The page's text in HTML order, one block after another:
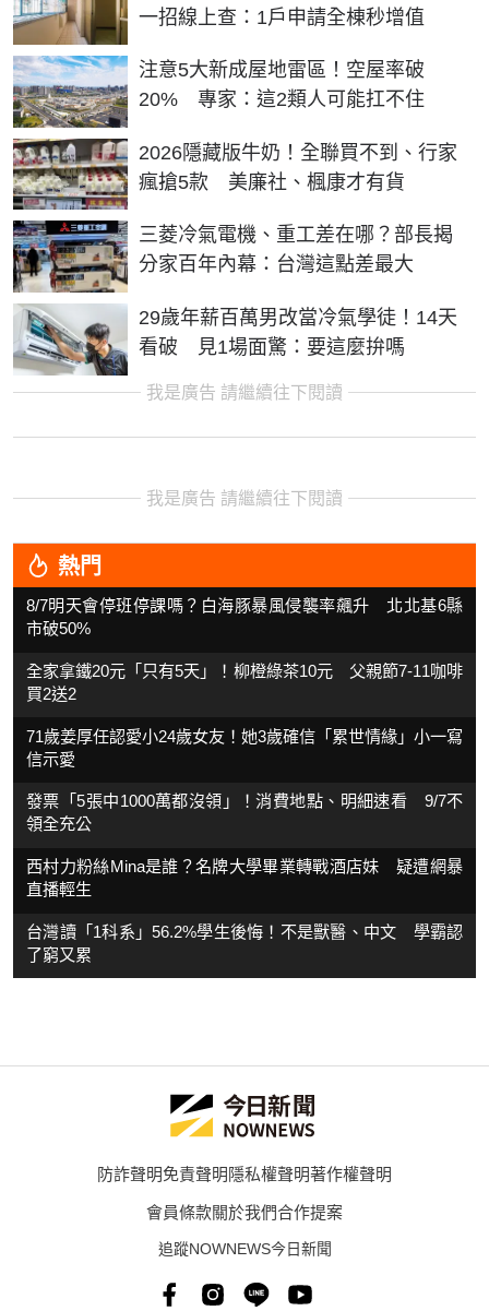
一招線上查：1戶申請全棟秒增值
注意5大新成屋地雷區！空屋率破
20% 專家：這2類人可能扛不住
2026隱藏版牛奶！全聯買不到、行家
瘋搶5款 美廉社、楓康才有貨
三菱冷氣電機、重工差在哪？部長揭
分家百年內幕：台灣這點差最大
29歲年薪百萬男改當冷氣學徒！14天
看破 見1場面驚：要這麼拚嗎
我是廣告 請繼續往下閱讀
我是廣告 請繼續往下閱讀
熱門
8/7明天會停班停課嗎？白海豚暴風侵襲率飆升 北北基6縣
市破50%
全家拿鐵20元「只有5天」！柳橙綠茶10元 父親節7-11咖啡
買2送2
71歲姜厚任認愛小24歲女友！她3歲確信「累世情緣」小一寫
信示愛
發票「5張中1000萬都沒領」！消費地點、明細速看 9/7不
領全充公
西村力粉絲Mina是誰？名牌大學畢業轉戰酒店妹 疑遭網暴
直播輕生
台灣讀「1科系」56.2%學生後悔！不是獸醫、中文 學霸認
了窮又累
防詐聲明免責聲明隱私權聲明著作權聲明
會員條款關於我們合作提案
追蹤NOWNEWS今日新聞